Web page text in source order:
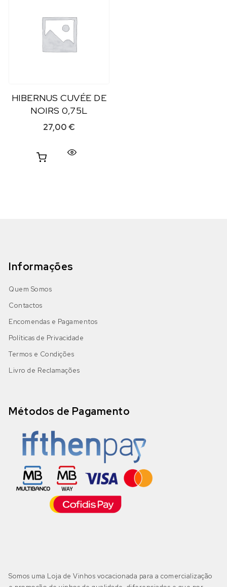
HIBERNUS CUVÉE DE
NOIRS 0,75L
27,00€
Informações
Quem Somos
Contactos
Encomendas e Pagamentos
Políticas de Privacidade
Termos e Condições
Livro de Reclamações
Métodos de Pagamento
Somos uma Loja de Vinhos vocacionada para a comercialização